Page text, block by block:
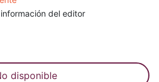
del editor
disponible